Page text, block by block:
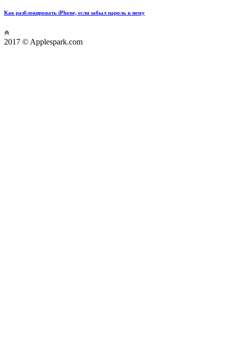
Как разблокировать iPhone, если забыл пароль к нему
2017 © Applespark.com